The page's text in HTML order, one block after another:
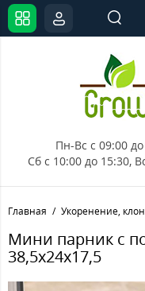
Пн-Вс с 09:00
Сб с 10:00 до 15:30,
Главная Укоренение,
Мини парник с
38,5x24x17,5